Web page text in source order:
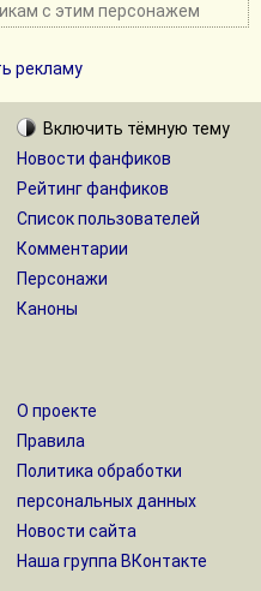
с этим персонажем
рекламу
Включить тёмную тему
Новости фанфиков
Рейтинг фанфиков
Список пользователей
Комментарии
Персонажи
Каноны
О проекте
Правила
Политика обработки
персональных данных
Новости сайта
Наша группа ВКонтакте